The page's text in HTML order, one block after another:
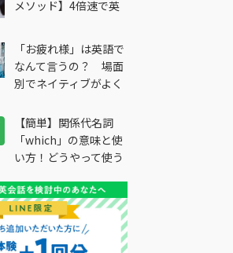
メソッド】4倍速で英
法とは？
「お疲れ様」は英語で
なんて言うの？ 場面
別でネイティブがよく
説
【簡単】関係代名詞
「which」の意味と使
い方！どうやって使う